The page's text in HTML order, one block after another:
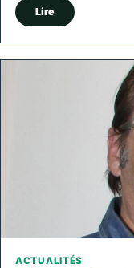
Lire
ACTUALITÉS